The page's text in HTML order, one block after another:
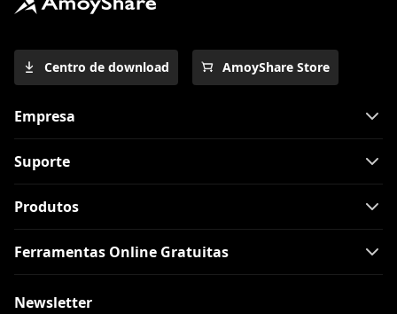
Centro de download AmoyShare Store
Empresa
Suporte
Produtos
Ferramentas Online Gratuitas
Newsletter